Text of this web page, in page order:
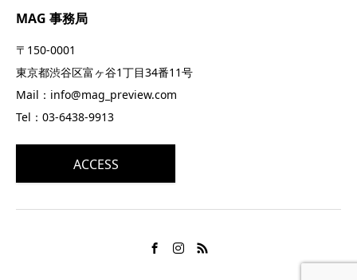
MAG 事務局
〒150-0001
東京都渋谷区富ヶ谷1丁目34番11号
Mail：info@mag_preview.com
Tel：03-6438-9913
ACCESS